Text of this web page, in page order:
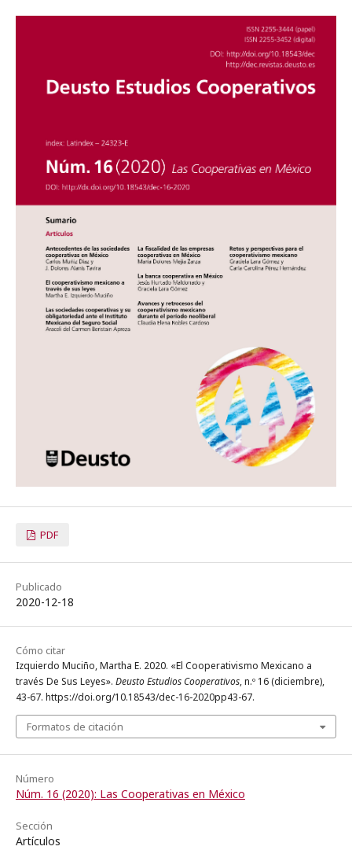
PDF
Publicado
2020-12-18
Cómo citar
Izquierdo Muciño, Martha E. 2020. «El Cooperativismo Mexicano a
través De Sus Leyes». Deusto Estudios Cooperativos, n.º 16 (diciembre),
43-67. https://doi.org/10.18543/dec-16-2020pp43-67.
Formatos de citación
Número
Núm. 16 (2020): Las Cooperativas en México
Sección
Artículos